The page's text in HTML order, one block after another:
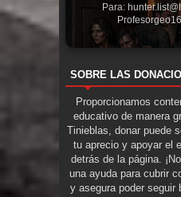
Para:
SOBRE LAS
Proporcionamos
educativo de manera
Tinieblas, donar puede
tu aprecio y apoyar el
detrás de la página.
una ayuda para cubrir
y asegura poder seguir